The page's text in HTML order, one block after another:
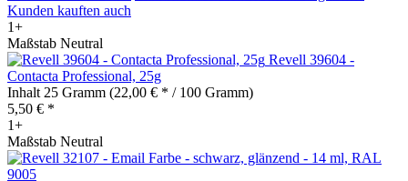
Kunden kauften auch
1+
Maßstab Neutral
Revell 39604 -
Contacta Professional, 25g
Inhalt 25 Gramm (22,00 € * / 100 Gramm)
5,50 € *
1+
Maßstab Neutral